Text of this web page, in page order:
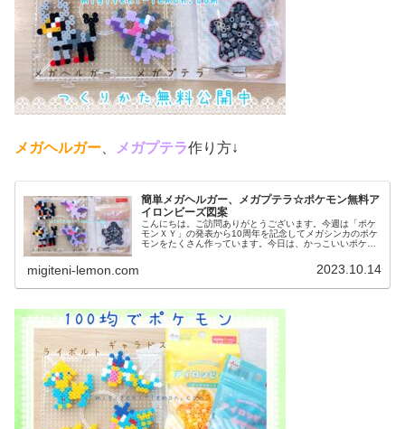
メガヘルガー メガプテラ作り方↓
簡単メガヘルガー、メガプテラ☆ポケモン無料ア
イロンビーズ図案
こんにちは。ご訪問ありがとうございます。今週は「ポケ
モンＸＹ」の発表から10周年を記念してメガシンカのポケ
モンをたくさん作っています。今日は、かっこいいポケモ
migiteni-lemon.com 2023.10.14